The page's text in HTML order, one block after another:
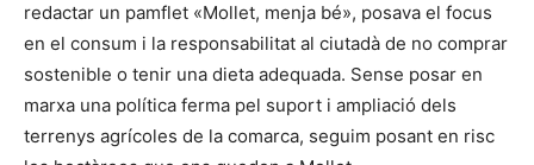
redactar un pamflet «Mollet, menja bé», posava el focus
en el consum i la responsabilitat al ciutadà de no comprar
sostenible o tenir una dieta adequada. Sense posar en
marxa una política ferma pel suport i ampliació dels
terrenys agrícoles de la comarca, seguim posant en risc